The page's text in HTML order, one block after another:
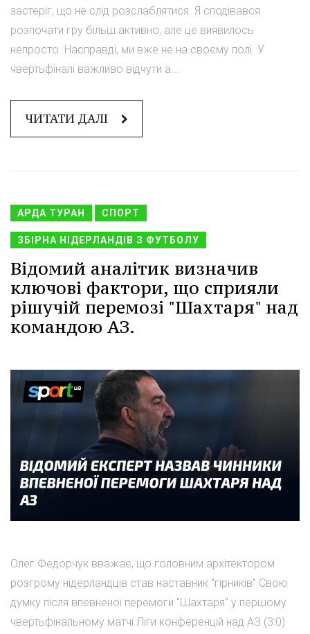
застеріг, що не слід розслаблятися. Я сподівався
розпочати гру більш активно, але це виявилось
непросто. Насправді, ми вже не на своєму полі. У
чвертьфіналі важливо відчути а...
ЧИТАТИ ДАЛІ
АРДА ТУРАН СПОРТ
ЗБІРНА НІДЕРЛАНДІВ З ФУТБОЛУ
Відомий аналітик визначив
ключові фактори, що сприяли
рішучій перемозі "Шахтаря" над
командою АЗ.
Олег Федорчук вважає, що головним архітектором
розгрому нідерландців став наставник "гірників" Свою
думку після впевненої перемоги "Шахтаря" у першому
чвертьфінальному матчі Ліги конференцій над АЗ (3:0)